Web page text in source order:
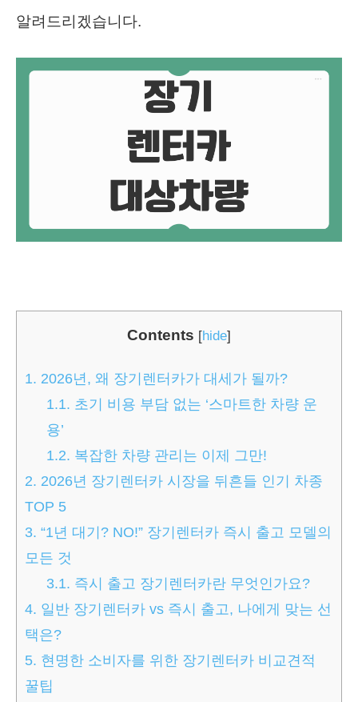
알려드리겠습니다.
Contents [hide]
1. 2026년, 왜 장기렌터카가 대세가 될까?
1.1. 초기 비용 부담 없는 ‘스마트한 차량 운
용’
1.2. 복잡한 차량 관리는 이제 그만!
2. 2026년 장기렌터카 시장을 뒤흔들 인기 차종
TOP 5
3. “1년 대기? NO!” 장기렌터카 즉시 출고 모델의
모든 것
3.1. 즉시 출고 장기렌터카란 무엇인가요?
4. 일반 장기렌터카 vs 즉시 출고, 나에게 맞는 선
택은?
5. 현명한 소비자를 위한 장기렌터카 비교견적
꿀팁